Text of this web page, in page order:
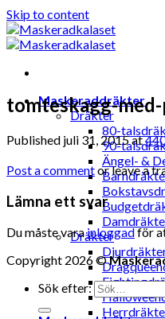
Skip to content
Maskeraddräkter
Dräkter
80-
90-
Ängel- &
Dräkter
tomteskagg-
Published juli 31, 2015at
Post a commentor leave a
Lämna ett svar
Du måste varainloggadför
Copyright 2026 ©
Sök efter: